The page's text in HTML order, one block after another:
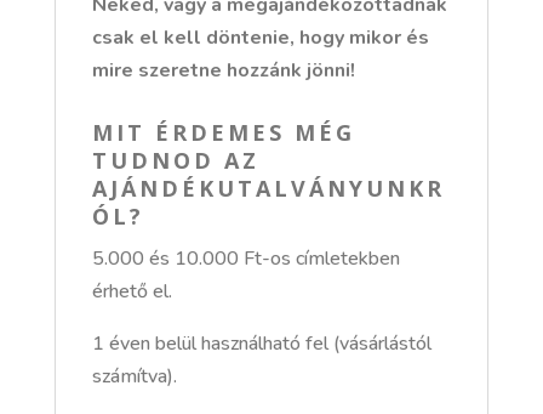
csak el kell döntenie, hogy mikor és
mire szeretne hozzánk jönni!
MIT ÉRDEMES MÉG
TUDNOD AZ
AJÁNDÉKUTALVÁNYUNKR
ÓL?
5.000 és 10.000 Ft-os címletekben
érhető el.
1 éven belül használható fel (vásárlástól
számítva).